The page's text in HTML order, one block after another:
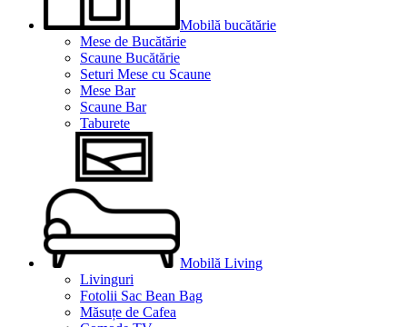
Mobilă bucătărie
Mese de Bucătărie
Scaune Bucătărie
Seturi Mese cu Scaune
Mese Bar
Scaune Bar
Taburete
Mobilă Living
Livinguri
Fotolii Sac Bean Bag
Măsuțe de Cafea